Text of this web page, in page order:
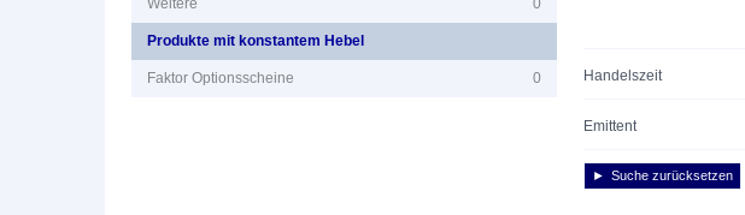
Weitere 0
Produkte mit konstantem Hebel
Faktor Optionsscheine 0 Handelszeit
Emittent
Suche zurücksetzen